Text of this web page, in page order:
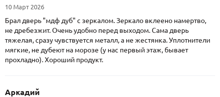
10 Март 2026
Брал дверь "мдф дуб" с зеркалом. Зеркало вклеено намертво,
не дребезжит. Очень удобно перед выходом. Сама дверь
тяжелая, сразу чувствуется металл, а не жестянка. Уплотнители
мягкие, не дубеют на морозе (у нас первый этаж, бывает
прохладно). Хороший продукт.
Аркадий